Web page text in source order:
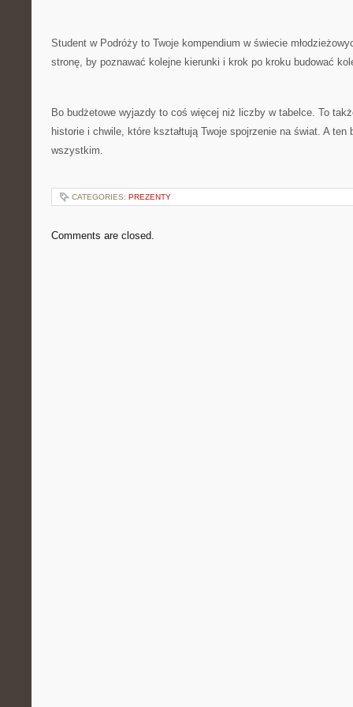
Student w Podróży to Twoje kompendium w świecie
stronę, by poznawać kolejne kierunki i krok po kroku budować
Bo budżetowe wyjazdy to coś więcej niż liczby w tabelce. To
historie i chwile, które kształtują Twoje spojrzenie na świat. A
wszystkim.
CATEGORIES: PREZENTY
Comments are closed.